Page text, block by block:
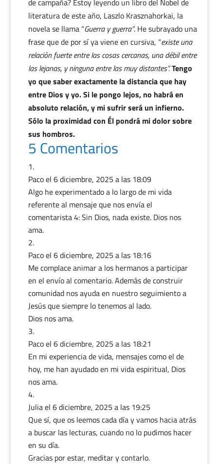
de campaña? Estoy leyendo un libro del Nobel de
literatura de este año, Laszlo Krasznahorkai, la
novela se llama “Guerra y guerra”. He subrayado una
frase que de por sí ya viene en cursiva, “existe una
relación fuerte entre las cosas cercanas, una débil entre
las lejanas, y ninguna entre las muy distantes”.Tengo
yo que saber exactamente la distancia que hay
entre Dios y yo. Si le pongo lejos, no habrá en
absoluto relación, y mi sufrir será un infierno.
Sólo la proximidad con Él pondrá mi dolor sobre
sus hombros.
5 Comentarios
Pacoel 6 diciembre, 2025 a las 18:09
Algo he experimentado a lo largo de mi vida
referente al mensaje que nos envía el
comentarista 4: Sin Dios, nada existe. Dios nos
ama.
Pacoel 6 diciembre, 2025 a las 18:16
Me complace animar a los hermanos a participar
en el envío al comentario. Además de construir
comunidad nos ayuda en nuestro seguimiento a
Jesús que siempre lo tenemos al lado.
Dios nos ama.
Pacoel 6 diciembre, 2025 a las 18:21
En mi experiencia de vida, mensajes como el de
hoy, me han ayudado en mi vida espiritual, Dios
nos ama.
Juliael 6 diciembre, 2025 a las 19:25
Que sí, que os leemos cada día y vamos hacia atrás
a buscar las lecturas, cuando no lo pudimos hacer
en su día.
Gracias por estar, meditar y contarlo.